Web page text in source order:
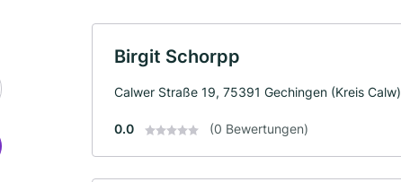
Birgit Schorpp
Calwer Straße 19, 75391 Gechingen (Kreis Calw)
0.0 (0 Bewertungen)